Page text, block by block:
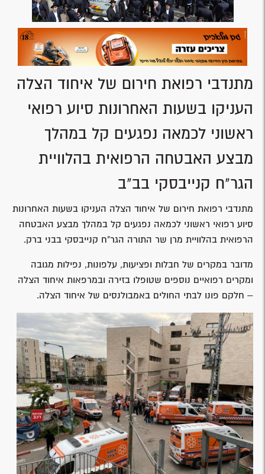
מתנדבי רפואת חירום של איחוד הצלה
העניקו בשעות האחרונות סיוע רפואי
ראשוני לכמאה נפגעים קל במהלך
מבצע האבטחה הרפואית בהלוויית
הגר"ח קנייבסקי בב"ב
מתנדבי רפואת חירום של איחוד הצלה העניקו בשעות האחרונות
סיוע רפואי ראשוני לכמאה נפגעים קל במהלך מבצע האבטחה
הרפואית בהלוויית מרן שר התורה הגר"ח קנייבסקי בבני ברק.
מדובר במקרים של חבלות ופציעות, עלפונות, נפילות מגובה
ומקרים רפואיים נוספים שטופלו בזירה ובמרפאות איחוד הצלה
– חלקם פונו לבתי החולים באמבולנסים של איחוד הצלה.